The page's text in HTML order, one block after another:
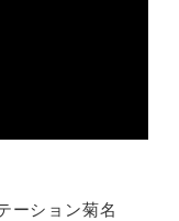
ーション菊名